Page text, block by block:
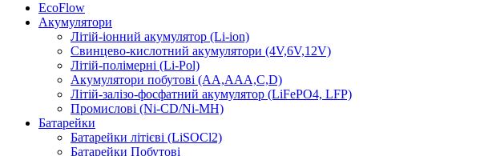
EcoFlow
Акумулятори
Літій-іонний акумулятор (Li-ion)
Свинцево-кислотний акумулятори (4V,6V,12V)
Літій-полімерні (Li-Pol)
Акумулятори побутові (AA,AAA,C,D)
Літій-залізо-фосфатний акумулятор (LiFePO4, LFP)
Промислові (Ni-CD/Ni-MH)
Батарейки
Батарейки літієві (LiSOCl2)
Батарейки Побутові